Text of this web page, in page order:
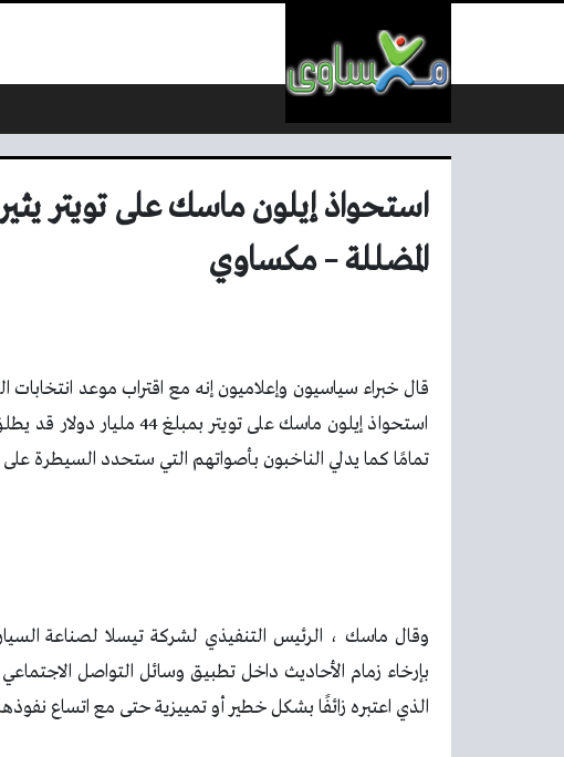
استحواذ إيلون ماسك على تويتر
المضللة – مكساوي
قال خبراء سياسيون وإعلاميون إنه مع اقتراب موعد
استحواذ إيلون ماسك على
تمامًا كما يدلي الناخبون بأصواتهم التي ستحدد السيطرة على
وقال ماسك ، الرئيس التنفيذي لشركة تيسلا لصناعة
بإرخاء زمام الأحاديث داخل تطبيق وسائل التواصل
الذي اعتبره زائفًا بشكل خطير أو تمييزية حتى مع اتساع نفوذها